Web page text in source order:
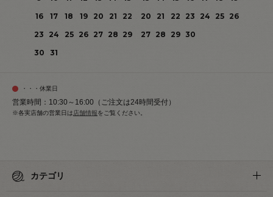
16
17 18 19 20 21
22
23
24 25 26 27 28 29
30
31
20
21 22 23 24 25
26
27 28 29 30
・・・休業日
営業時間：10:30～16:00（ご注文は24時間受付）
※各実店舗の営業日は 店舗情報をご覧ください。
カテゴリ